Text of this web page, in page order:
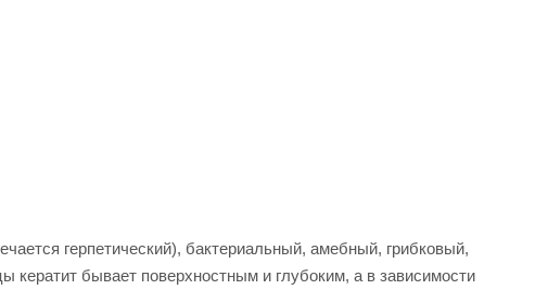
герпетический), бактериальный, амебный, грибковый,
кератит бывает поверхностным и глубоким, а в зависимости